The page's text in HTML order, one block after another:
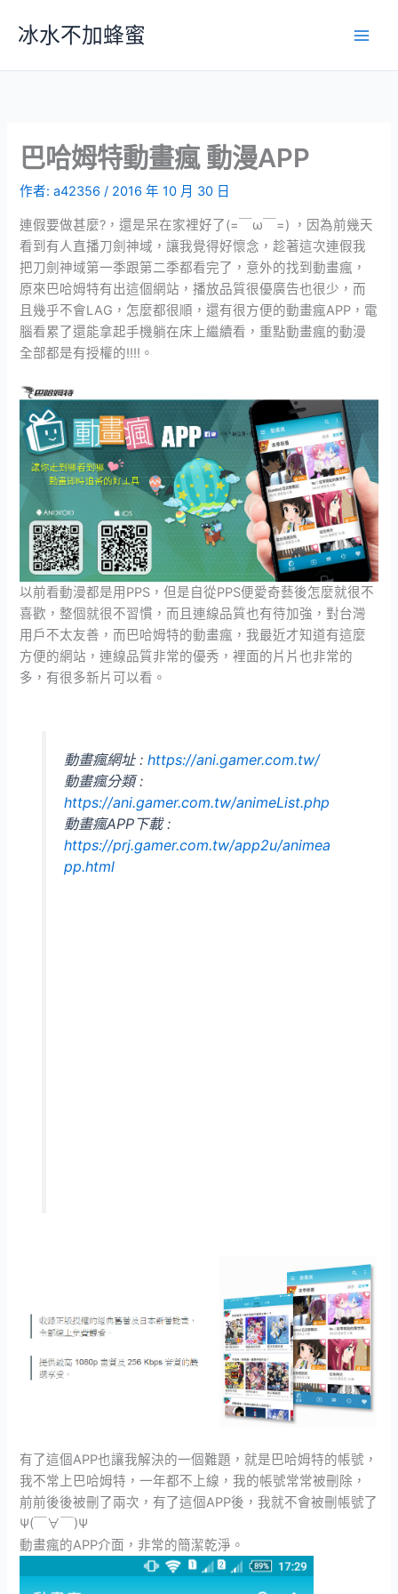
要
冰水不加蜂蜜
巴哈姆特動畫瘋 動漫APP
作者:a42356/ 2016 年 10 月 30 日
連假要做甚麼?，還是呆在家裡好了(=￣ω￣=) ，因為前幾天
看到有人直播刀劍神域，讓我覺得好懷念，趁著這次連假我
把刀劍神域第一季跟第二季都看完了，意外的找到動畫瘋，
原來巴哈姆特有出這個網站，播放品質很優廣告也很少，而
且幾乎不會LAG，怎麼都很順，還有很方便的動畫瘋APP，電
腦看累了還能拿起手機躺在床上繼續看，重點動畫瘋的動漫
全部都是有授權的!!!!。
以前看動漫都是用PPS，但是自從PPS便愛奇藝後怎麼就很不
喜歡，整個就很不習慣，而且連線品質也有待加強，對台灣
用戶不太友善，而巴哈姆特的動畫瘋，我最近才知道有這麼
方便的網站，連線品質非常的優秀，裡面的片片也非常的
多，有很多新片可以看。
動畫瘋網址 : https://ani.gamer.com.tw/
動畫瘋分類 :
https://ani.gamer.com.tw/animeList.php
動畫瘋APP下載 :
https://prj.gamer.com.tw/app2u/animea
pp.html
有了這個APP也讓我解決的一個難題，就是巴哈姆特的帳號，
我不常上巴哈姆特，一年都不上線，我的帳號常常被刪除，
前前後後被刪了兩次，有了這個APP後，我就不會被刪帳號了
Ψ(￣∀￣)Ψ
動畫瘋的APP介面，非常的簡潔乾淨。